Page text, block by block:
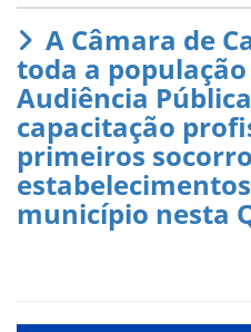
A Câmara de
toda a
Audiência
capacitação
primeiros
município nesta